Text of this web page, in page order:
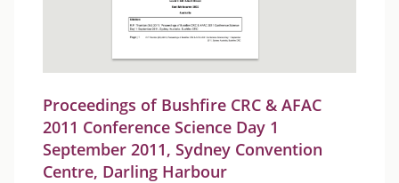
Proceedings of Bushfire CRC & AFAC
2011 Conference Science Day 1
September 2011, Sydney Convention
Centre, Darling Harbour